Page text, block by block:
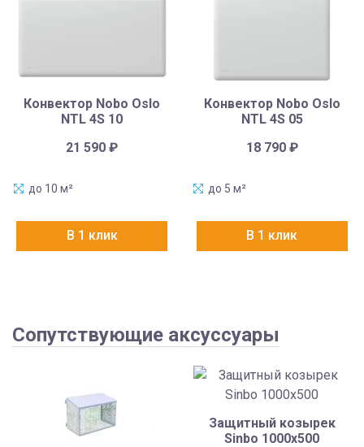
Конвектор Nobo Oslo
NTL 4S 10
21 590₽
до 10 м²
В 1 клик
Конвектор Nobo Oslo
NTL 4S 05
18 790 ₽
до 5 м²
В 1 клик
Сопутствующие аксуссуары
Защитный козырек
Sinbo 1000х500